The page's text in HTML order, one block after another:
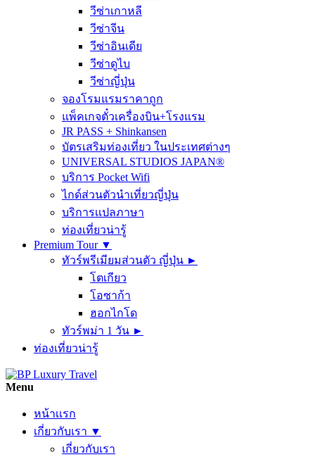
วีซ่าเกาหลี
วีซ่าจีน
วีซ่าอินเดีย
วีซ่าดูไบ
วีซ่าญี่ปุ่น
จองโรมแรมราคาถูก
แพ็คเกจตั๋วเครื่องบิน+โรงแรม
JR PASS + Shinkansen
บัตรเสริมท่องเที่ยว ในประเทศต่างๆ
UNIVERSAL STUDIOS JAPAN®
บริการ Pocket Wifi
ไกด์ส่วนตัวนำเที่ยวญี่ปุ่น
บริการเเปลภาษา
ท่องเที่ยวน่ารู้
Premium Tour ▼
ทัวร์พรีเมียมส่วนตัว ญี่ปุ่น ►
โตเกียว
โอซาก้า
ฮอกไกโด
ทัวร์พม่า 1 วัน ►
ท่องเที่ยวน่ารู้
Menu
หน้าเเรก
เกี่ยวกับเรา ▼
เกี่ยวกับเรา